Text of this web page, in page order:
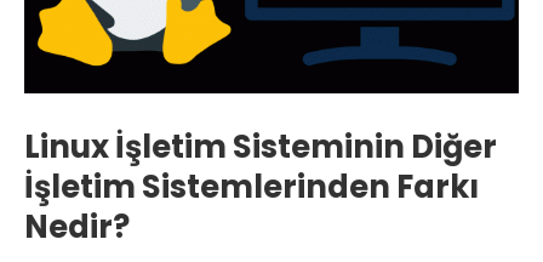
Linux İşletim Sisteminin Diğer
İşletim Sistemlerinden Farkı
Nedir?